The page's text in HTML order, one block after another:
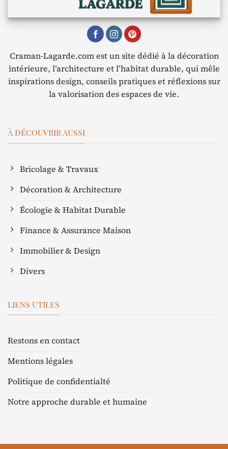
Craman-Lagarde.com est un site dédié à la décoration
intérieure, l’architecture et l’habitat durable, qui mêle
inspirations design, conseils pratiques et réflexions sur
la valorisation des espaces de vie.
À DÉCOUVRIR AUSSI
Bricolage & Travaux
Décoration & Architecture
Écologie & Habitat Durable
Finance & Assurance Maison
Immobilier & Design
Divers
LIENS UTILES
Restons en contact
Mentions légales
Politique de confidentialté
Notre approche durable et humaine